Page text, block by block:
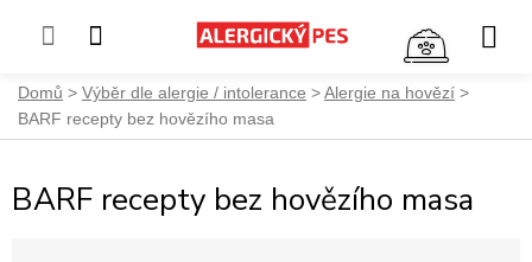
Přejít
obsah
Domů Výběr dle alergie / intolerance
Alergie na hovězí
BARF recepty bez hovězího masa
BARF recepty bez hovězího masa